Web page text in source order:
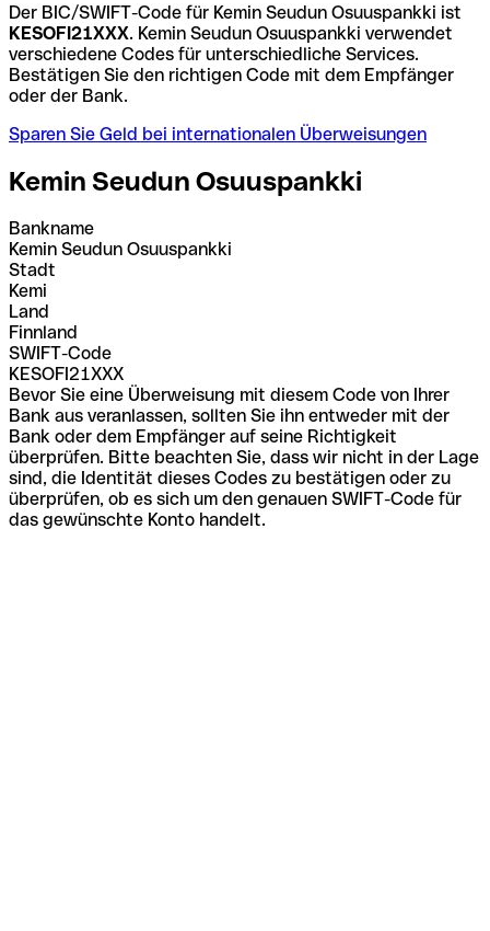
Der BIC/SWIFT-Code für Kemin Seudun Osuuspankki ist
KESOFI21XXX. Kemin Seudun Osuuspankki verwendet
verschiedene Codes für unterschiedliche Services.
Bestätigen Sie den richtigen Code mit dem Empfänger
oder der Bank.
Sparen Sie Geld bei internationalen Überweisungen
Kemin Seudun Osuuspankki
Bankname
Kemin Seudun Osuuspankki
Stadt
Kemi
Land
Finnland
SWIFT-Code
KESOFI21XXX
Bevor Sie eine Überweisung mit diesem Code von Ihrer
Bank aus veranlassen, sollten Sie ihn entweder mit der
Bank oder dem Empfänger auf seine Richtigkeit
überprüfen. Bitte beachten Sie, dass wir nicht in der Lage
sind, die Identität dieses Codes zu bestätigen oder zu
überprüfen, ob es sich um den genauen SWIFT-Code für
das gewünschte Konto handelt.